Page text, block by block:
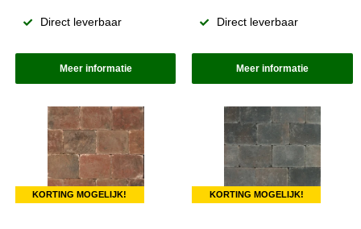
Direct leverbaar
Meer informatie
Direct leverbaar
Meer informatie
KORTING MOGELIJK! KORTING MOGELIJK!